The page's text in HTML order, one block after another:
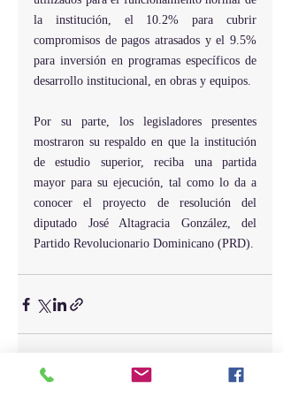
la institución, el 10.2% para cubrir
compromisos de pagos atrasados y el 9.5%
para inversión en programas específicos de
desarrollo institucional, en obras y equipos.
Por su parte, los legisladores presentes
mostraron su respaldo en que la institución
de estudio superior, reciba una partida
mayor para su ejecución, tal como lo da a
conocer el proyecto de resolución del
diputado José Altagracia González, del
Partido Revolucionario Dominicano (PRD).